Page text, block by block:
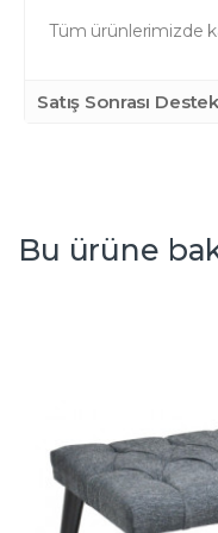
Tüm ürünlerimizde
Satış Sonrası Destek
Bu ürüne